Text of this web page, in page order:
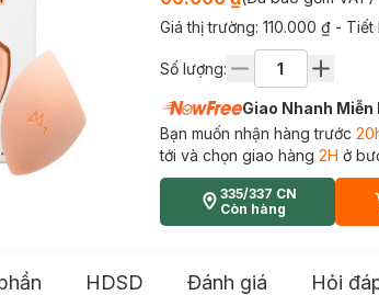
Giá thị trường: 110.000 ₫ - Tiết
Số lượng:
Giao Nhanh Miễn
Bạn muốn nhận hàng trước
tới và chọn giao hàng 2H ở
335/337 CN
Còn hàng
HDSD Đánh giá Hỏi